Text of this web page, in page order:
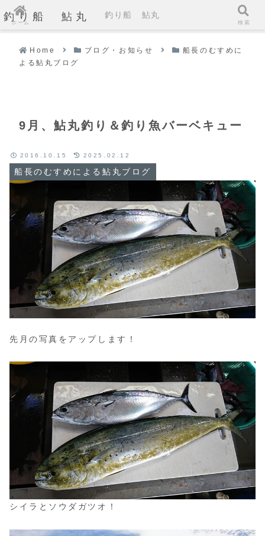
釣り船 鮎丸
Home ブログ・お知らせ
船長のむすめに
よる鮎丸ブログ
9月、鮎丸釣り＆釣り魚バーベキュー
船長のむすめによる鮎丸ブログ
2016.10.15 2025.02.12
先月の写真をアップします！
シイラとソウダガツオ！
ホーム
釣り船 鮎丸
検索